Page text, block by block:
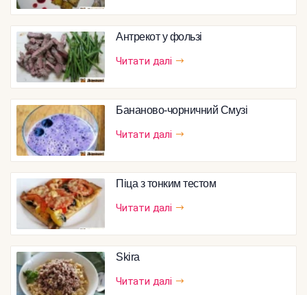
Антрекот у фользі
Читати далі
Бананово-чорничний Смузі
Читати далі
Піца з тонким тестом
Читати далі
Skira
Читати далі